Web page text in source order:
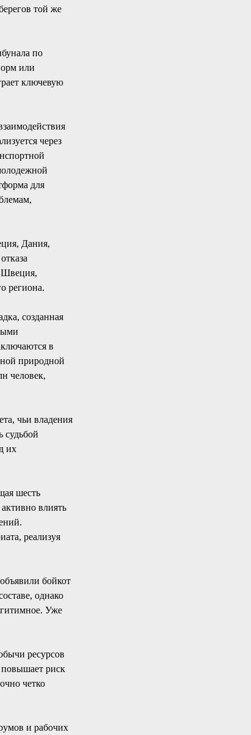
той же
по
или
ключевую
через
для
Дания,
Швеция,
региона.
созданная
в
природной
человек,
чьи владения
судьбой
их
шесть
влиять
реализуя
бойкот
однако
Уже
ресурсов
повышает риск
четко
и рабочих